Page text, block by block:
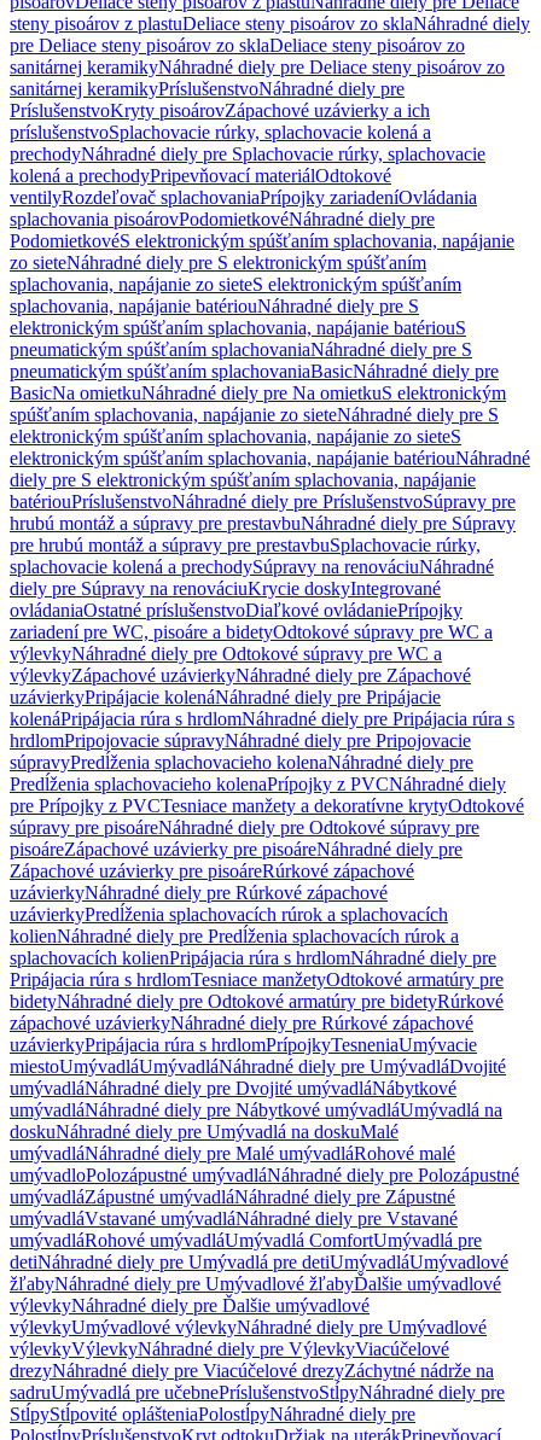
steny pisoárov z plastuDeliace steny pisoárov zo sklaNáhradné diely
pre Deliace steny pisoárov zo sklaDeliace steny pisoárov zo
sanitárnej keramikyNáhradné diely pre Deliace steny pisoárov zo
sanitárnej keramikyPríslušenstvoNáhradné diely pre
PríslušenstvoKryty pisoárovZápachové uzávierky a ich
príslušenstvoSplachovacie rúrky, splachovacie kolená a
prechodyNáhradné diely pre Splachovacie rúrky, splachovacie
kolená a prechodyPripevňovací materiálOdtokové
ventilyRozdeľovač splachovaniaPrípojky zariadeníOvládania
splachovania pisoárovPodomietkovéNáhradné diely pre
PodomietkovéS elektronickým spúšťaním splachovania, napájanie
zo sieteNáhradné diely pre S elektronickým spúšťaním
splachovania, napájanie zo sieteS elektronickým spúšťaním
splachovania, napájanie batériouNáhradné diely pre S
elektronickým spúšťaním splachovania, napájanie batériouS
pneumatickým spúšťaním splachovaniaNáhradné diely pre S
pneumatickým spúšťaním splachovaniaBasicNáhradné diely pre
BasicNa omietkuNáhradné diely pre Na omietkuS elektronickým
spúšťaním splachovania, napájanie zo sieteNáhradné diely pre S
elektronickým spúšťaním splachovania, napájanie zo sieteS
elektronickým spúšťaním splachovania, napájanie batériouNáhradné
diely pre S elektronickým spúšťaním splachovania, napájanie
batériouPríslušenstvoNáhradné diely pre PríslušenstvoSúpravy pre
hrubú montáž a súpravy pre prestavbuNáhradné diely pre Súpravy
pre hrubú montáž a súpravy pre prestavbuSplachovacie rúrky,
splachovacie kolená a prechodySúpravy na renováciuNáhradné
diely pre Súpravy na renováciuKrycie doskyIntegrované
ovládaniaOstatné príslušenstvoDiaľkové ovládaniePrípojky
zariadení pre WC, pisoáre a bidetyOdtokové súpravy pre WC a
výlevkyNáhradné diely pre Odtokové súpravy pre WC a
výlevkyZápachové uzávierkyNáhradné diely pre Zápachové
uzávierkyPripájacie kolenáNáhradné diely pre Pripájacie
kolenáPripájacia rúra s hrdlomNáhradné diely pre Pripájacia rúra s
hrdlomPripojovacie súpravyNáhradné diely pre Pripojovacie
súpravyPredĺženia splachovacieho kolenaNáhradné diely pre
Predĺženia splachovacieho kolenaPrípojky z PVCNáhradné diely
pre Prípojky z PVCTesniace manžety a dekoratívne krytyOdtokové
súpravy pre pisoáreNáhradné diely pre Odtokové súpravy pre
pisoáreZápachové uzávierky pre pisoáreNáhradné diely pre
Zápachové uzávierky pre pisoáreRúrkové zápachové
uzávierkyNáhradné diely pre Rúrkové zápachové
uzávierkyPredĺženia splachovacích rúrok a splachovacích
kolienNáhradné diely pre Predĺženia splachovacích rúrok a
splachovacích kolienPripájacia rúra s hrdlomNáhradné diely pre
Pripájacia rúra s hrdlomTesniace manžetyOdtokové armatúry pre
bidetyNáhradné diely pre Odtokové armatúry pre bidetyRúrkové
zápachové uzávierkyNáhradné diely pre Rúrkové zápachové
uzávierkyPripájacia rúra s hrdlomPrípojkyTesneniaUmývacie
miestoUmývadláUmývadláNáhradné diely pre UmývadláDvojité
umývadláNáhradné diely pre Dvojité umývadláNábytkové
umývadláNáhradné diely pre Nábytkové umývadláUmývadlá na
doskuNáhradné diely pre Umývadlá na doskuMalé
umývadláNáhradné diely pre Malé umývadláRohové malé
umývadloPolozápustné umývadláNáhradné diely pre Polozápustné
umývadláZápustné umývadláNáhradné diely pre Zápustné
umývadláVstavané umývadláNáhradné diely pre Vstavané
umývadláRohové umývadláUmývadlá ComfortUmývadlá pre
detiNáhradné diely pre Umývadlá pre detiUmývadláUmývadlové
žľabyNáhradné diely pre Umývadlové žľabyĎalšie umývadlové
výlevkyNáhradné diely pre Ďalšie umývadlové
výlevkyUmývadlové výlevkyNáhradné diely pre Umývadlové
výlevkyVýlevkyNáhradné diely pre VýlevkyViacúčelové
drezyNáhradné diely pre Viacúčelové drezyZáchytné nádrže na
sadruUmývadlá pre učebnePríslušenstvoStĺpyNáhradné diely pre
StĺpyStĺpovité oplášteniaPolostĺpyNáhradné diely pre
PolostĺpyPríslušenstvoKryt odtokuDržiak na uterákPripevňovací